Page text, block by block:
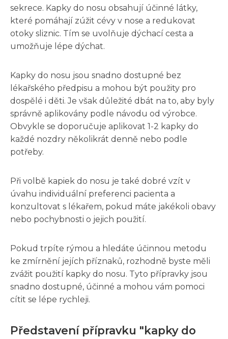
sekrece. Kapky do nosu obsahují účinné látky,
které pomáhají zúžit cévy v nose a redukovat
otoky sliznic. Tím se uvolňuje dýchací cesta a
umožňuje lépe dýchat.
Kapky do nosu jsou snadno dostupné bez
lékařského předpisu a mohou být použity pro
dospělé i děti. Je však důležité dbát na to, aby byly
správně aplikovány podle návodu od výrobce.
Obvykle se doporučuje aplikovat 1-2 kapky do
každé nozdry několikrát denně nebo podle
potřeby.
Při volbě kapiek do nosu je také dobré vzít v
úvahu individuální preferenci pacienta a
konzultovat s lékařem, pokud máte jakékoli obavy
nebo pochybnosti o jejich použití.
Pokud trpíte rýmou a hledáte účinnou metodu
ke zmírnění jejích příznaků, rozhodně byste měli
zvážit použití kapky do nosu. Tyto přípravky jsou
snadno dostupné, účinné a mohou vám pomoci
cítit se lépe rychleji.
Představení přípravku "kapky do